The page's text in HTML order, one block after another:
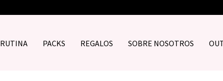
RUTINA PACKS REGALOS SOBRE NOSOTROS